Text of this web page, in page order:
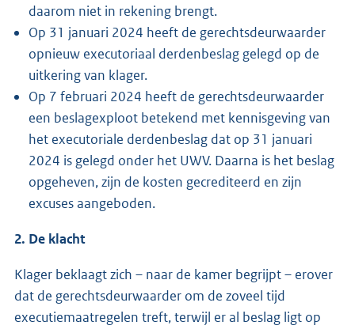
daarom niet in rekening brengt.
Op 31 januari 2024 heeft de gerechtsdeurwaarder
opnieuw executoriaal derdenbeslag gelegd op de
uitkering van klager.
Op 7 februari 2024 heeft de gerechtsdeurwaarder
een beslagexploot betekend met kennisgeving van
het executoriale derdenbeslag dat op 31 januari
2024 is gelegd onder het UWV. Daarna is het beslag
opgeheven, zijn de kosten gecrediteerd en zijn
excuses aangeboden.
2. De klacht
Klager beklaagt zich – naar de kamer begrijpt – erover
dat de gerechtsdeurwaarder om de zoveel tijd
executiemaatregelen treft, terwijl er al beslag ligt op